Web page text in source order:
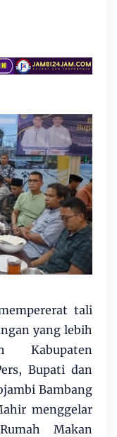
tali
yang lebih
Kabupaten
Bupati dan
Bambang
menggelar
Makan